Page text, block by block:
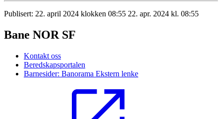
Publisert: 22. april 2024 klokken 08:55 22. apr. 2024 kl. 08:55
Bane NOR SF
Kontakt oss
Beredskapsportalen
Barnesider: Banorama Ekstern lenke